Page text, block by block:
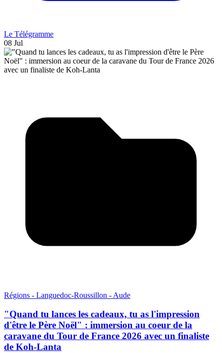
Le Télégramme
08 Jul
Régions - Languedoc-Roussillon - Aude
"Quand tu lances les cadeaux, tu as l'impression
d'être le Père Noël" : immersion au coeur de la
caravane du Tour de France 2026 avec un finaliste
de Koh-Lanta